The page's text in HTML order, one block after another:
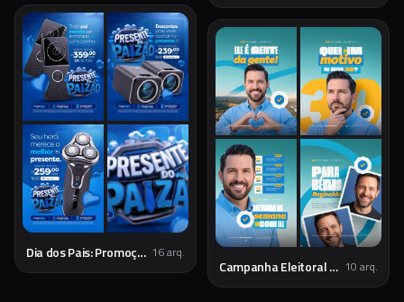
Dia dos Pais: Promoções e Presentes Especiais 16arq.
Campanha Eleitoral Política PSD Editável 10 arq.